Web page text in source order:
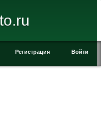
Регистрация Войти